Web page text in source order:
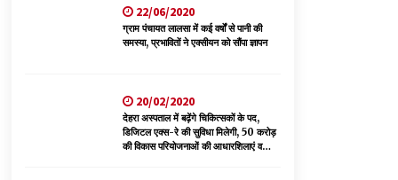
सार्वजनिक करें: नरेश चौहान
06/08/2026
22/06/2020
ग्राम पंचायत लालसा में कई वर्षों से पानी की
समस्या, प्रभावितों ने एक्सीयन को सौंपा ज्ञापन
20/02/2020
देहरा अस्पताल में बढ़ेंगे चिकित्सकों के पद,
डिजिटल एक्स-रे की सुविधा मिलेगी, 50 करोड़
की विकास परियोजनाओं की आधारशिलाएं व